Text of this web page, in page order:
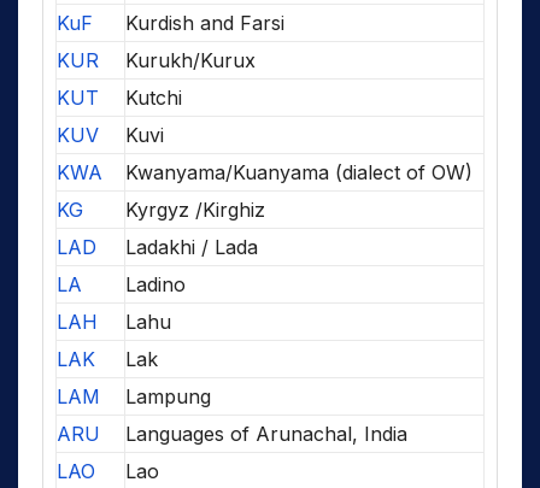
KuF
Kurdish and Farsi
KUR
Kurukh/Kurux
KUT
Kutchi
KUV
Kuvi
KWA
Kwanyama/Kuanyama (dialect of OW)
KG
Kyrgyz /Kirghiz
LAD
Ladakhi / Lada
LA
Ladino
LAH
Lahu
LAK
Lak
LAM
Lampung
ARU
Languages of Arunachal, India
LAO
Lao